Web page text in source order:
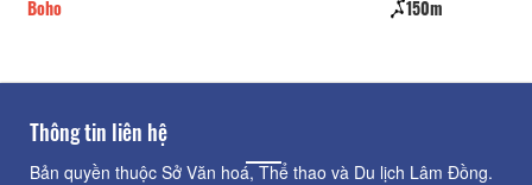
Boho 150m
Thông tin liên hệ
Bản quyền thuộc Sở Văn hoá, Thể thao và Du lịch Lâm Đồng.